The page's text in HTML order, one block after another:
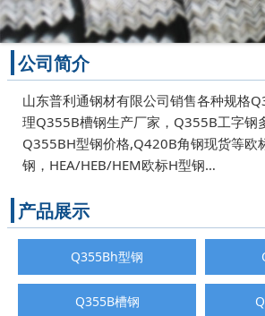
公司简介
山东普利通钢材有限公司销售各种规格
理Q355B槽钢生产厂家，Q355B工字钢
Q355BH型钢价格,Q420B角钢现货等欧
钢，HEA/HEB/HEM欧标H型钢…
产品展示
Q355Bh型钢
Q355B槽钢